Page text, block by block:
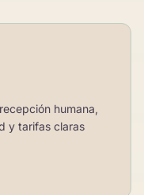
humana,
y tarifas claras